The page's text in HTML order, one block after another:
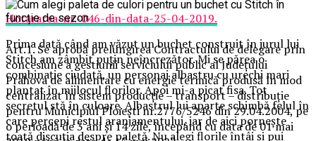
Hotararea-nr.-046-din-data-25-04-2019.
Art.1. Se aprobă prelungirea Contractului de delegare prin
concesiune a gestiunii serviciului public al Județului
Prahova de alimentare cu energie termică produsă în mod
centralizat în sistem producție – transport – distribuție
pentru Municipiul Ploiești nr.2776/5246 din 29.04.2004, pe
o perioadă de 3 ani și 14 zile, începând cu data de 01 mai
Prima dată când am văzut un buchet construit în jurul lui
Stitch am zâmbit puțin neîncrezător. Mi se părea o
combinație ciudată, un personaj albastru cu urechi mari
plantat în mijlocul florilor. Apoi mi-a picat fisa. Tot
secretul stă în culoare. Albastrul lui aparte schimbă felul în
care percepi restul aranjamentului, iar de aici pornește
toată discuția despre paletă. Nu alegi florile întâi și pui